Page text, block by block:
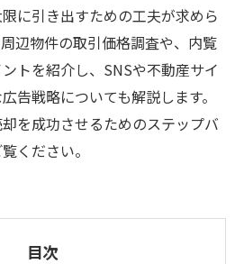
に引き出すための工夫が求めら
辺物件の取引価格調査や、内覧
トを紹介し、SNSや不動産サイ
告戦略についても解説します。
を成功させるためのステップバ
ください。
目次